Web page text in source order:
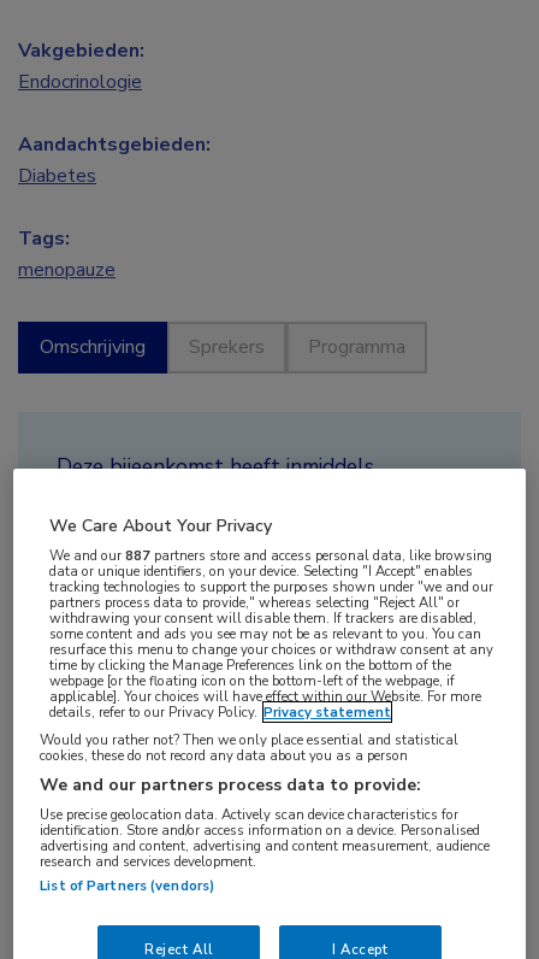
Omschrijving Sprekers Programma
Deze bijeenkomst heeft inmiddels
Tijdens de EASD Annual Meeting in Wenen
organiseert MedNet de 9e editie van het EASD in
ORANJE dinersymposium.
Het ORANJE-diner biedt dé gelegenheid om na een
congresdag uw collega’s te ontmoeten en de
nieuwste ontwikkelingen te bespreken. Wat
betekenen deze voor onze praktijk van morgen?
Deze avond, onder voorzitterschap van Ingrid Jazet,
inzichten en ontwikkelingen binnen diabetes
Vakgebieden:
Endocrinologie
Aandachtsgebieden:
Diabetes
Tags:
menopauze
We Care About Your Privacy
We and our887 partners store and access personal data, like browsing
data or unique identifiers, on your device. Selecting "I Accept" enables
tracking technologies to support the purposes shown under "we and our
partners process data to provide," whereas selecting "Reject All" or
withdrawing your consent will disable them. If trackers are disabled,
some content and ads you see may not be as relevant to you. You can
resurface this menu to change your choices or withdraw consent at any
time by clicking the Manage Preferences link on the bottom of the
webpage [or the floating icon on the bottom-left of the webpage, if
applicable]. Your choices will have effect within our Website. For more
details, refer to our Privacy Policy. Privacy statement
Would you rather not? Then we only place essential and statistical
cookies, these do not record any data about you as a person
We and our partners process data to provide:
Use precise geolocation data. Actively scan device characteristics for
identification. Store and/or access information on a device. Personalised
advertising and content, advertising and content measurement, audience
research and services development.
List of Partners (vendors)
Reject All I Accept